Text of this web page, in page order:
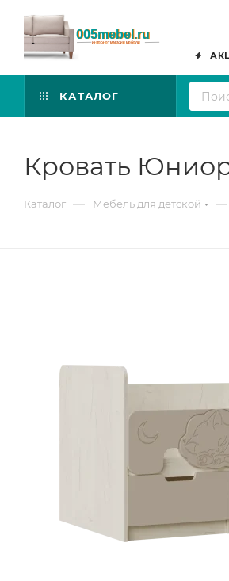
КАТАЛОГ
Кровать
Каталог — Мебель для детской —